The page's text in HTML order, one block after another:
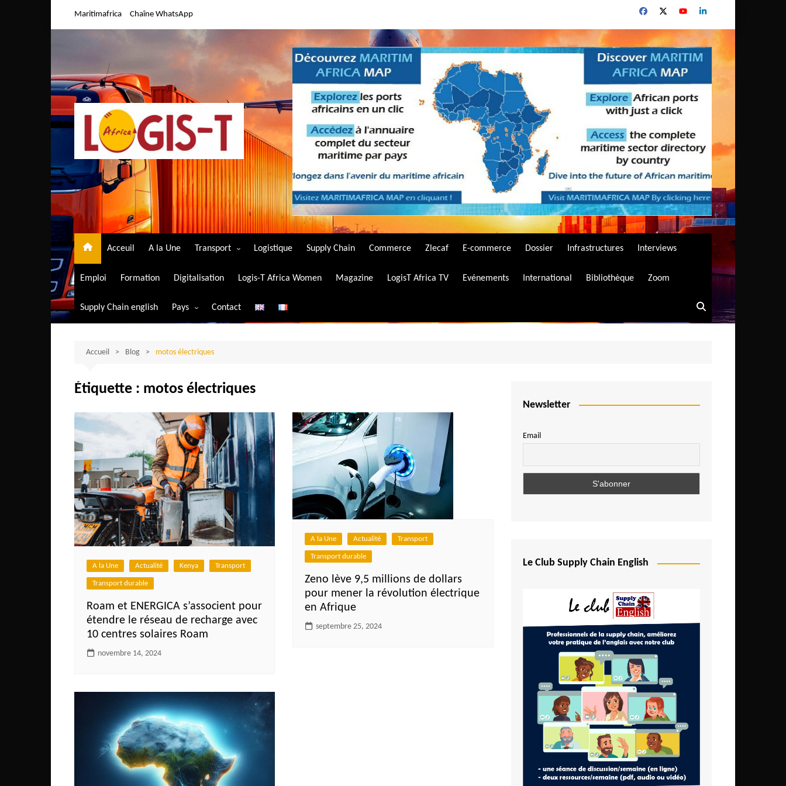
Maritimafrica Chaîne WhatsApp
Acceuil A la Une Transport
Transport aérien
Transport ferroviaire
Transport routier
Logistique Supply Chain Commerce Zlecaf E-commerce Dossier Infrastructures Interviews
Emploi Formation Digitalisation Logis-T Africa Women Magazine LogisT Africa TV Evénements International Bibliothèque Zoom
Supply Chain english Pays
Algérie
Bénin
Burkina-Faso
Burundi
Bostwana
Cameroun
Centrafrique
Comores
Côte d’Ivoire
Egypte
Gabon
Gambie
Ile Maurice
Kenya
Lesotho Fr
Liberia
Contact
Accueil Blog motos électriques
Étiquette : motos électriques
A la Une Actualité Kenya Transport
Transport durable
Roam et ENERGICA s’associent pour
étendre le réseau de recharge avec
10 centres solaires Roam
novembre 14, 2024
A la Une Actualité Transport
Transport durable
Zeno lève 9,5 millions de dollars
pour mener la révolution électrique
en Afrique
septembre 25, 2024
Newsletter
Email
Le Club Supply Chain English